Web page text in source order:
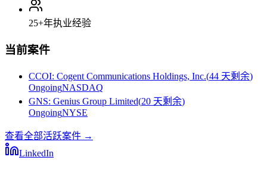
25+年执业经验
当前案件
CCOI: Cogent Communications Holdings, Inc.(44 天剩余)
OngoingNASDAQ
GNS: Genius Group Limited(20 天剩余)
OngoingNYSE
查看全部活跃案件 →
LinkedIn